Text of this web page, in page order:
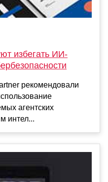
избегать ИИ-
рекомендовали
агентских
интел...